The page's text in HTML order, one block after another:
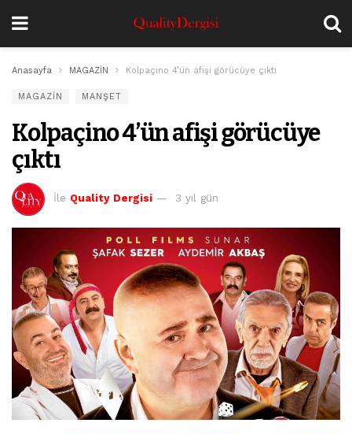
Anasayfa MAGAZİN Kolpaçino 4’ün afişi görücüye çıktı
MAGAZİN MANŞET
Kolpaçino 4’ün afişi görücüye
çıktı
İle Quality Dergisi 3 yıl gün